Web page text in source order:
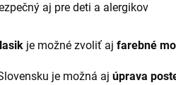
aj pre deti a alergikov
je možné zvoliť aj farebné
je možná aj úprava